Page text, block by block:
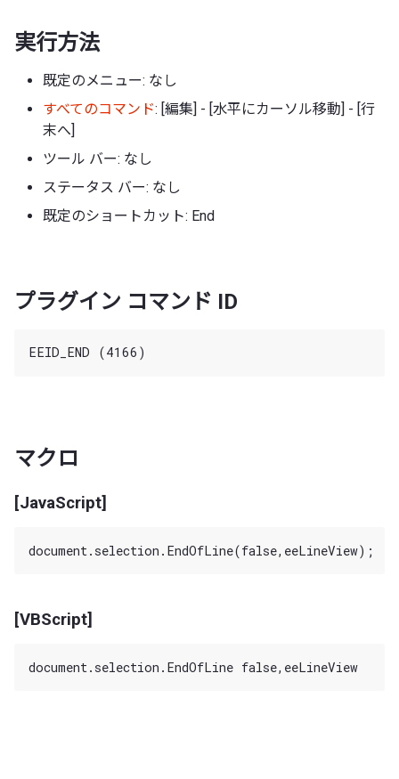
実行方法
既定のメニュー: なし
すべてのコマンド: [編集] - [水平にカーソル移動] - [行
末へ]
ツール バー: なし
ステータス バー: なし
既定のショートカット: End
プラグイン コマンド ID
マクロ
[JavaScript]
[VBScript]